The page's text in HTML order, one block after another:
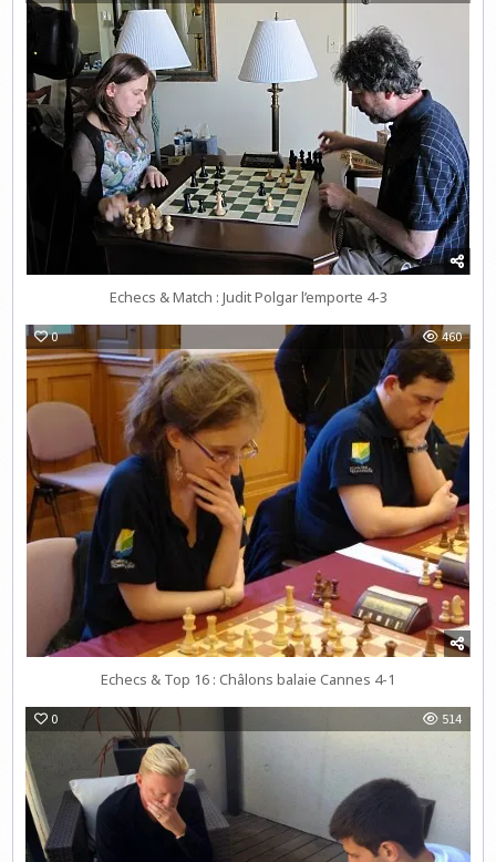
Echecs & Match : Judit Polgar l’emporte 4-3
0 460
Echecs & Top 16 : Châlons balaie Cannes 4-1
0 514